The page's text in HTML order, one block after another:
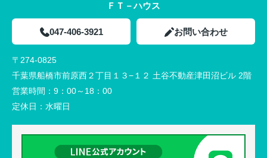
ＦＴ－ハウス
047-406-3921 お問い合わせ
〒274-0825
千葉県船橋市前原西２丁目１３−１２ 土谷不動産津田沼ビル 2階
営業時間： 9：00～18：00
定休日： 水曜日